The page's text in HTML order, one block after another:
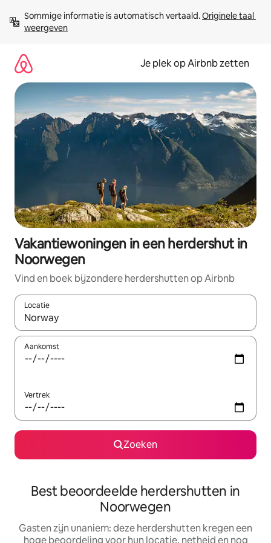
direct
naar
Sommige informatie is automatisch vertaald. Originele taal
weergeven
Je plek op Airbnb zetten
Vakantiewoningen in een herdershut in
Noorwegen
Vind en boek bijzondere herdershutten op Airbnb
Locatie
Wanneer er resultaten beschikbaar zijn, maak je een keuze
Aankomst
Vertrek
Zoeken
Best beoordeelde herdershutten in
Noorwegen
Gasten zijn unaniem: deze herdershutten kregen een
hoge beoordeling voor hun locatie, netheid en nog